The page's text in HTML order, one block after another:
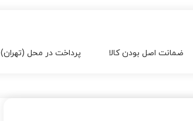
ضمانت اصل بودن کالا پرداخت در محل (تهران)